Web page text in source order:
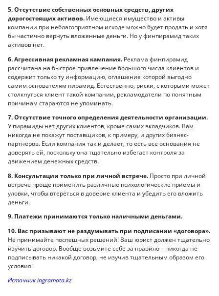
5. Отсутствие собственных основных средств, других
дорогостоящих активов. Имеющиеся имущество и активы
компании при неблагоприятном исходе можно будет продать и хотя
бы частично вернуть вложенные деньги. Но у финпирамид таких
активов нет.
6. Агрессивная рекламная кампания. Реклама финпирамид
рассчитана на быстрое привлечение большого числа клиентов и
содержит только ту информацию, оглашение которой выгодно
самим основателям пирамид. Естественно, риски, с которыми может
столкнуться клиент такой компании, рекламодатели по понятным
причинам стараются не упоминать.
7. Отсутствие точного определения деятельности организации.
У пирамиды нет других клиентов, кроме самих вкладчиков. Вам
никогда не покажут поставщиков, к примеру, и других бизнес-
партнеров. Если компания так и делает, то есть все основания не
доверять ей, поскольку она тщательно избегает контроля за
движением денежных средств.
8. Консультации только при личной встрече. Просто при личной
встрече проще применить различные психологические приемы и
уловки, чтобы втереться в доверие клиента и убедить его вложить
деньги.
9. Платежи принимаются только наличными деньгами.
10. Вас призывают не раздумывать при подписании «договора».
Не принимайте поспешных решений! Ваш юрист должен тщательно
изучить договор. Вообще возьмите себе за правило – никогда не
подписывать никакой договор, не изучив тщательным образом его
условия!
Источник ingramota.kz